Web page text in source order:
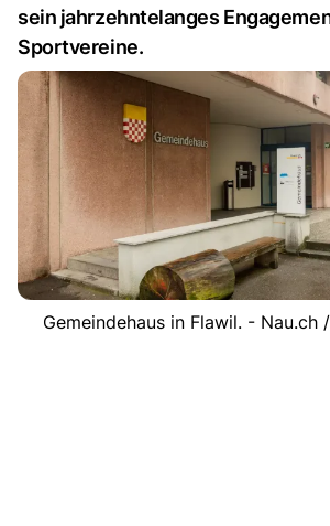
sein jahrzehntelanges
Sportvereine.
Gemeindehaus in Flawil. - Nau.ch